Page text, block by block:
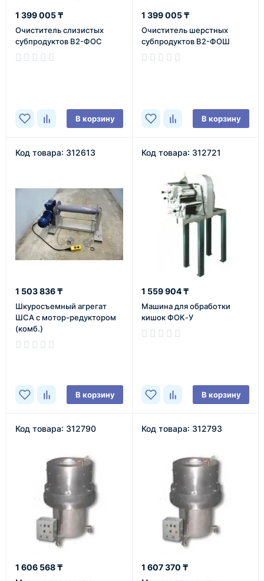
1 399 005 ₸
Очиститель слизистых
субпродуктов В2-ФОС
В корзину
1 399 005 ₸
Очиститель шерстных
субпродуктов В2-ФОШ
В корзину
Код товара: 312613
1 503 836 ₸
Шкуросъемный агрегат
ШСА с мотор-редуктором
(комб.)
В корзину
Код товара: 312721
1 559 904 ₸
Машина для обработки
кишок ФОК-У
В корзину
Код товара: 312790
1 606 568 ₸
Код товара: 312793
1 607 370 ₸